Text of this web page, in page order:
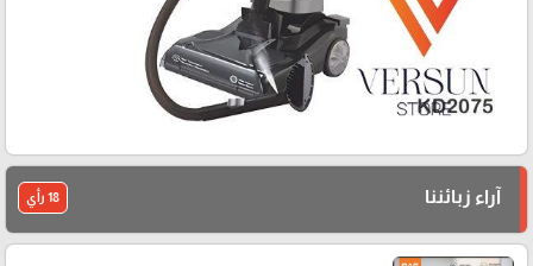
آراء زبائننا 18 رأي